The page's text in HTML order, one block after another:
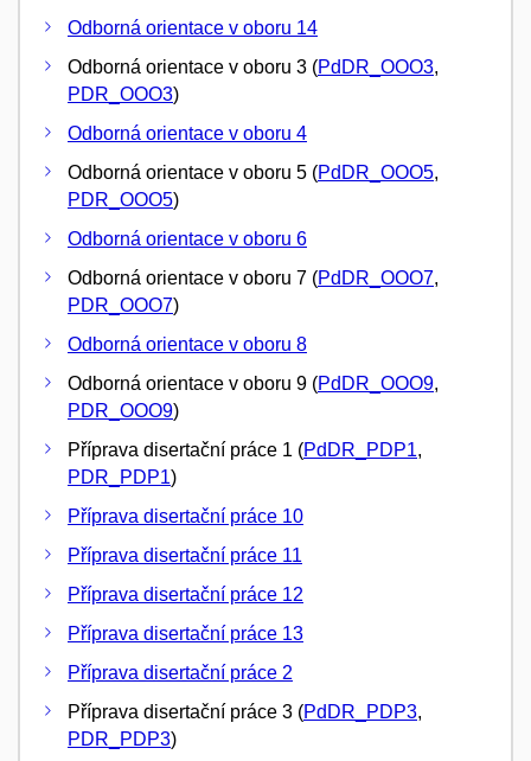
Odborná orientace v oboru 14
Odborná orientace v oboru 3 (PdDR_OOO3,
PDR_OOO3)
Odborná orientace v oboru 4
Odborná orientace v oboru 5 (PdDR_OOO5,
PDR_OOO5)
Odborná orientace v oboru 6
Odborná orientace v oboru 7 (PdDR_OOO7,
PDR_OOO7)
Odborná orientace v oboru 8
Odborná orientace v oboru 9 (PdDR_OOO9,
PDR_OOO9)
Příprava disertační práce 1 (PdDR_PDP1,
PDR_PDP1)
Příprava disertační práce 10
Příprava disertační práce 11
Příprava disertační práce 12
Příprava disertační práce 13
Příprava disertační práce 2
Příprava disertační práce 3 (PdDR_PDP3,
PDR_PDP3)